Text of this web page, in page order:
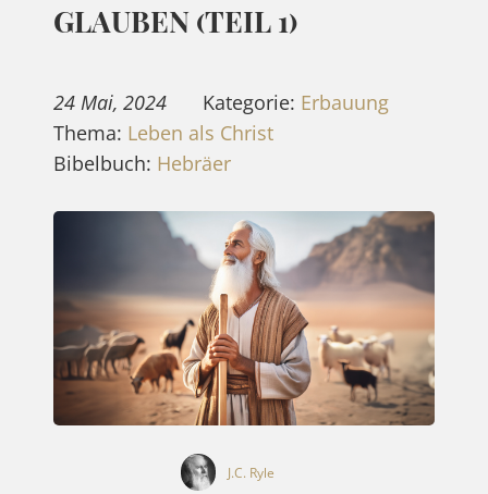
GLAUBEN (TEIL 1)
24 Mai, 2024 Kategorie: Erbauung
Thema: Leben als Christ
Bibelbuch: Hebräer
J.C. Ryle